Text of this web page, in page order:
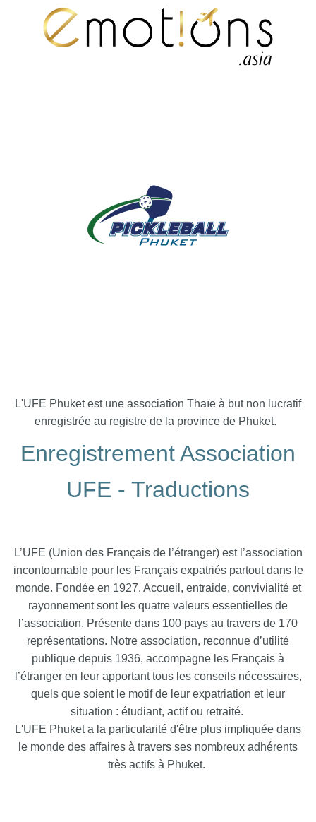
L'UFE Phuket est une association Thaïe à but non lucratif
enregistrée au registre de la province de Phuket.
Enregistrement Association
UFE - Traductions
L’UFE (Union des Français de l’étranger) est l’association
incontournable pour les Français expatriés partout dans le
monde. Fondée en 1927. Accueil, entraide, convivialité et
rayonnement sont les quatre valeurs essentielles de
l’association. Présente dans 100 pays au travers de 170
représentations. Notre association, reconnue d’utilité
publique depuis 1936, accompagne les Français à
l’étranger en leur apportant tous les conseils nécessaires,
quels que soient le motif de leur expatriation et leur
situation : étudiant, actif ou retraité.
L'UFE Phuket a la particularité d'être plus impliquée dans
le monde des affaires à travers ses nombreux adhérents
très actifs à Phuket.